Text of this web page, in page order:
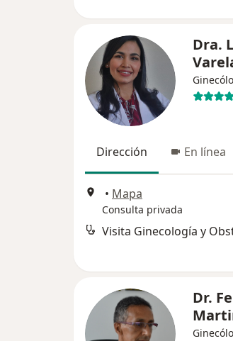
Dra.
Dirección En línea
• Mapa
Consulta privada
Visita Ginecología y
Dr.